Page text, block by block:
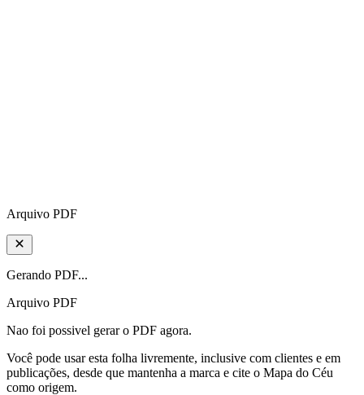
Arquivo PDF
Gerando PDF...
Arquivo PDF
Nao foi possivel gerar o PDF agora.
Você pode usar esta folha livremente, inclusive com clientes e em
publicações, desde que mantenha a marca e cite o Mapa do Céu
como origem.